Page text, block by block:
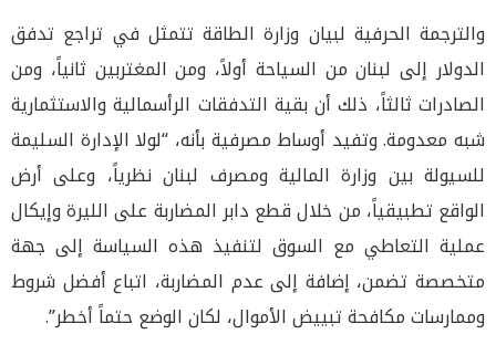
والترجمة الحرفية لبيان وزارة الطاقة تتمثل في تراجع تدفق
الدولار إلى لبنان من السياحة أولاً، ومن المغتربين ثانياً، ومن
الصادرات ثالثاً، ذلك أن بقية التدفقات الرأسمالية والاستثمارية
شبه معدومة. وتفيد أوساط مصرفية بأنه، “لولا الإدارة السليمة
للسيولة بين وزارة المالية ومصرف لبنان نظرياً، وعلى أرض
الواقع تطبيقياً، من خلال قطع دابر المضاربة على الليرة وإيكال
عملية التعاطي مع السوق لتنفيذ هذه السياسة إلى جهة
متخصصة تضمن، إضافة إلى عدم المضاربة، اتباع أفضل شروط
وممارسات مكافحة تبييض الأموال، لكان الوضع حتماً أخطر”.